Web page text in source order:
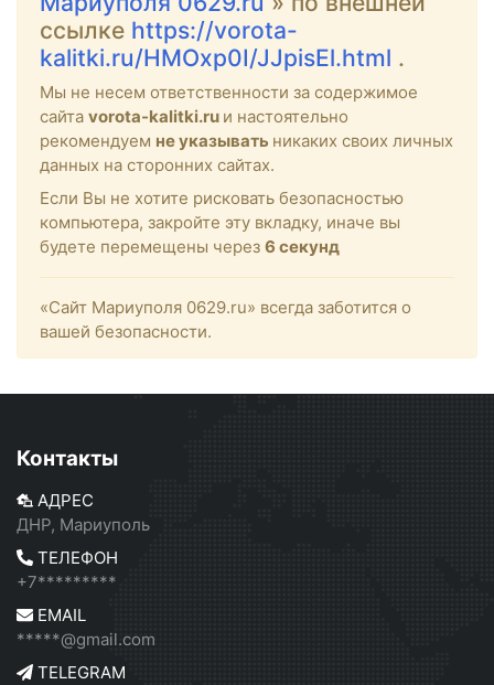
ссылке https://vorota-
kalitki.ru/HMOxp0I/JJpisEl.html .
Мы не несем ответственности за содержимое
сайта vorota-kalitki.ru и настоятельно
рекомендуем не указывать никаких своих личных
данных на сторонних сайтах.
Если Вы не хотите рисковать безопасностью
компьютера, закройте эту вкладку, иначе вы
будете перемещены через 6 секунд
«Сайт Мариуполя 0629.ru» всегда заботится о
вашей безопасности.
Контакты
АДРЕС
ДНР, Мариуполь
ТЕЛЕФОН
+7*********
EMAIL
*****@gmail.com
TELEGRAM